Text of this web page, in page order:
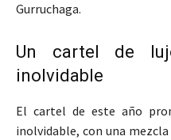
Gurruchaga.
Un cartel de
inolvidable
El cartel de este año
inolvidable, con una